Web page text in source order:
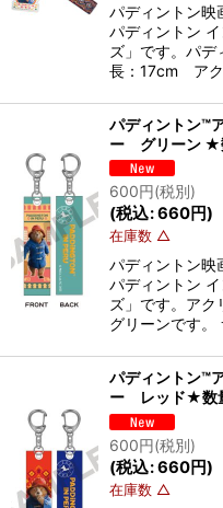
パディントン
パディントン
ズ」です。パ
長：17cm ア
パディントン™
ー グリーン ★
600円(税別)
(税込:660円)
在庫数 △
パディントン
パディントン
ズ」です。ア
グリーンです
パディントン™
ー レッド★数
600円(税別)
(税込:660円)
在庫数 △